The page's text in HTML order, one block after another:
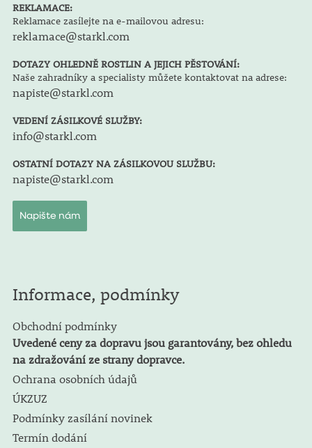
REKLAMACE:
Reklamace zasílejte na e-mailovou adresu:
reklamace@starkl.com
DOTAZY OHLEDNĚ ROSTLIN A JEJICH PĚSTOVÁNÍ:
Naše zahradníky a specialisty můžete kontaktovat na adrese:
napiste@starkl.com
VEDENÍ ZÁSILKOVÉ SLUŽBY:
info@starkl.com
OSTATNÍ DOTAZY NA ZÁSILKOVOU SLUŽBU:
napiste@starkl.com
Napište nám
Informace, podmínky
Obchodní podmínky
Uvedené ceny za dopravu jsou garantovány, bez ohledu
na zdražování ze strany dopravce.
Ochrana osobních údajů
ÚKZUZ
Podmínky zasílání novinek
Termín dodání